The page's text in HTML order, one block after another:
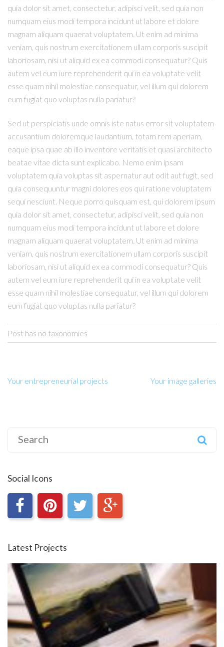
quia dolor sit amet, consectetur, adipisci velit, sed quia non
numquam eius modi tempora incidunt ut labore et dolore
magnam aliquam quaerat voluptatem. Ut enim ad minima
veniam, quis nostrum exercitationem ullam corporis suscipit
laboriosam, nisi ut aliquid ex ea commodi consequatur? Quis
autem vel eum iure reprehenderit qui in ea voluptate velit
esse quam nihil molestiae consequatur, vel illum qui dolorem
eum fugiat quo voluptas nulla pariatur?
Sed ut perspiciatis unde omnis iste natus error sit voluptatem
accusantium doloremque laudantium, totam rem aperiam,
eaque ipsa quae ab illo inventore veritatis et quasi architecto
beatae vitae dicta sunt explicabo. Nemo enim ipsam
voluptatem quia voluptas sit aspernatur aut odit aut fugit, sed
quia consequuntur magni dolores eos qui ratione voluptatem
sequi nesciunt. Neque porro quisquam est, qui dolorem ipsum
quia dolor sit amet, consectetur, adipisci velit, sed quia non
numquam eius modi tempora incidunt ut labore et dolore
magnam aliquam quaerat voluptatem. Ut enim ad minima
veniam, quis nostrum exercitationem ullam corporis suscipit
laboriosam, nisi ut aliquid ex ea commodi consequatur? Quis
autem vel eum iure reprehenderit qui in ea voluptate velit
esse quam nihil molestiae consequatur, vel illum qui dolorem
eum fugiat quo voluptas nulla pariatur?
Post has no taxonomies
Your entrepreneurial projects Your image galleries
for:
Social Icons
Latest Projects